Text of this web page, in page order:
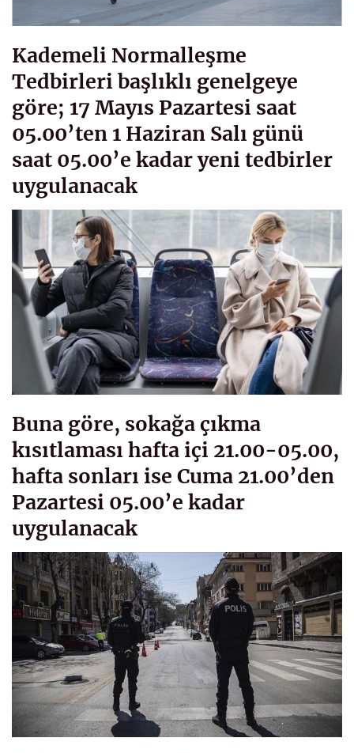
Kademeli Normalleşme
Tedbirleri başlıklı genelgeye
göre; 17 Mayıs Pazartesi saat
05.00’ten 1 Haziran Salı günü
saat 05.00’e kadar yeni tedbirler
uygulanacak
Buna göre, sokağa çıkma
kısıtlaması hafta içi 21.00-05.00,
hafta sonları ise Cuma 21.00’den
Pazartesi 05.00’e kadar
uygulanacak